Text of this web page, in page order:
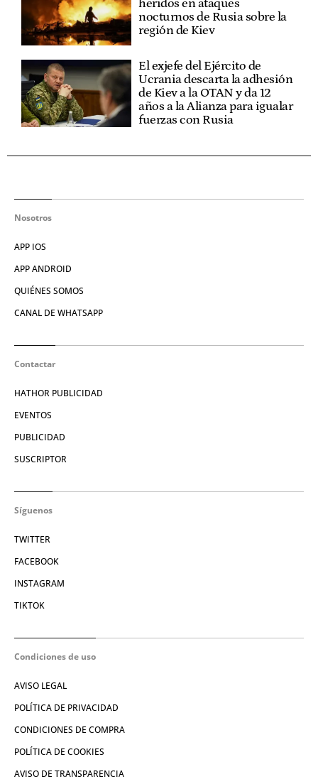
heridos en ataques
nocturnos de Rusia sobre la
región de Kiev
El exjefe del Ejército de
Ucrania descarta la adhesión
de Kiev a la OTAN y da 12
años a la Alianza para igualar
fuerzas con Rusia
Nosotros
APP IOS
APP ANDROID
QUIÉNES SOMOS
CANAL DE WHATSAPP
Contactar
HATHOR PUBLICIDAD
EVENTOS
PUBLICIDAD
SUSCRIPTOR
Síguenos
TWITTER
FACEBOOK
INSTAGRAM
TIKTOK
Condiciones de uso
AVISO LEGAL
POLÍTICA DE PRIVACIDAD
CONDICIONES DE COMPRA
POLÍTICA DE COOKIES
AVISO DE TRANSPARENCIA